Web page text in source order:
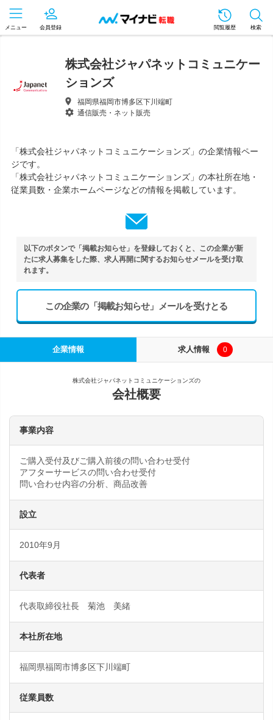
メニュー 会員登録 閲覧履歴 検索
株式会社ジャパネットコミュニケー
ションズ
福岡県福岡市博多区下川端町
通信販売・ネット販売
「株式会社ジャパネットコミュニケーションズ」の企業情報ペー
ジです。
「株式会社ジャパネットコミュニケーションズ」の本社所在地・
従業員数・企業ホームページなどの情報を掲載しています。
以下のボタンで「掲載お知らせ」を登録しておくと、この企業が新
たに求人募集をした際、求人再開に関するお知らせメールを受け取
れます。
この企業の「掲載お知らせ」メールを受けとる
企業情報 求人情報 0
株式会社ジャパネットコミュニケーションズの
会社概要
事業内容
ご購入受付及びご購入前後の問い合わせ受付
アフターサービスの問い合わせ受付
問い合わせ内容の分析、商品改善
設立
2010年9月
代表者
代表取締役社長 菊池 美緒
本社所在地
福岡県福岡市博多区下川端町
従業員数